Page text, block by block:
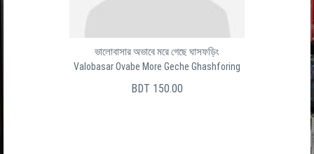
ভালোবাসার অভাবে মরে গেছে ঘাসফড়িং
Valobasar Ovabe More Geche Ghashforing
BDT 150.00